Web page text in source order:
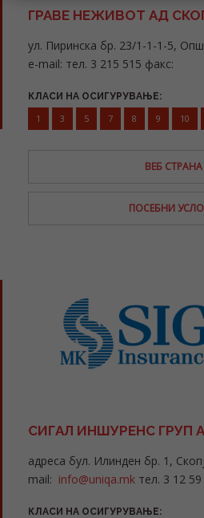
ГРАВЕ НЕЖИВОТ АД
ул. Пиринска бр. 23/1-1-1-5,
e-mail: тел. 3 215 515 факс:
КЛАСИ НА ОСИГУРУВАЊЕ:
1 3 5 7 8 9 10
ВЕБ СТРАНА
ПОСЕБНИ
СИГАЛ ИНШУРЕНС ГРУП
адреса бул. Илинден бр. 1,
mail: info@uniqa.mk тел. 3 12
КЛАСИ НА ОСИГУРУВАЊЕ: